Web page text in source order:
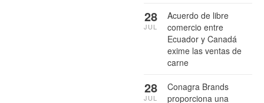
Acuerdo de libre
comercio entre
Ecuador y Canadá
exime las ventas de
carne
28
JUL
Conagra Brands
proporciona una
28
JUL